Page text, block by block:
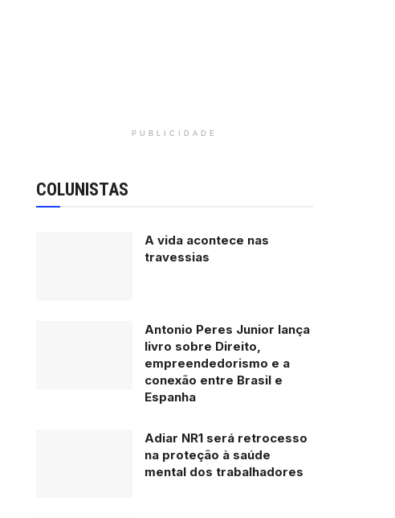
PUBLICIDADE
COLUNISTAS
A vida acontece nas
travessias
Antonio Peres Junior lança
livro sobre Direito,
empreendedorismo e a
conexão entre Brasil e
Espanha
Adiar NR1 será retrocesso
na proteção à saúde
mental dos trabalhadores